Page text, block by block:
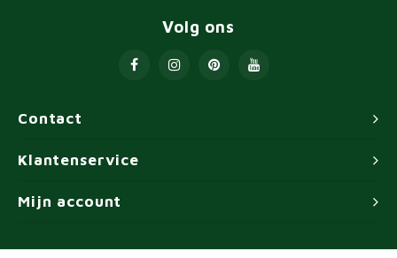
Contact
Volg ons
Klantenservice
Mijn account